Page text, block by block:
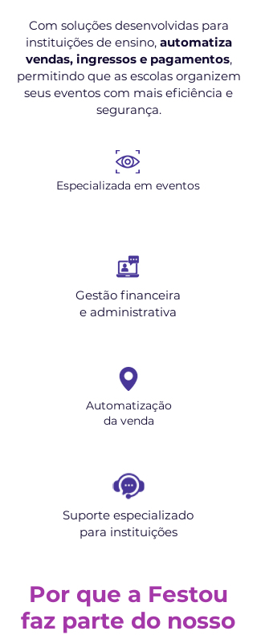
Com soluções desenvolvidas para
instituições de ensino, automatiza
vendas, ingressos e pagamentos,
permitindo que as escolas organizem
seus eventos com mais eficiência e
segurança.
Especializada em eventos
Gestão financeira
e administrativa
Automatização
da venda
Suporte especializado
para instituições
Por que a Festou
faz parte do nosso